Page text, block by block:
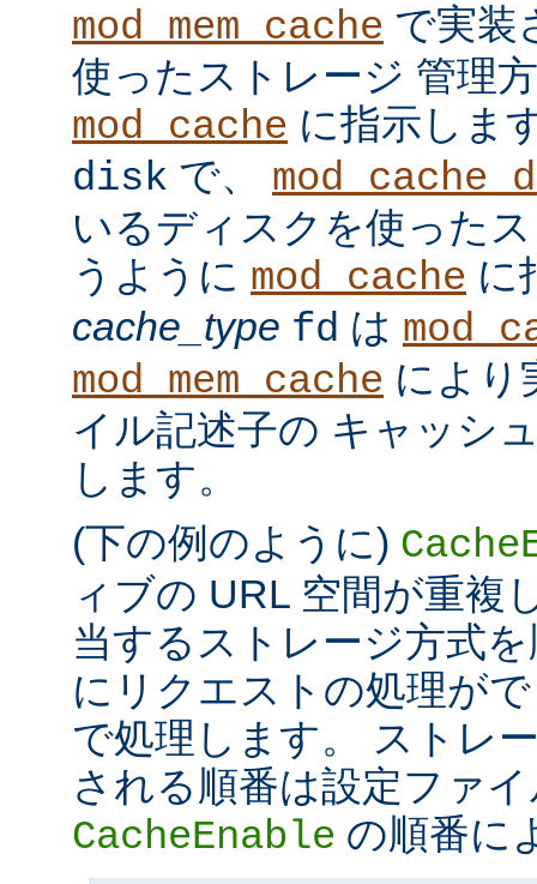
mod_mem_cache で実装
使ったストレージ 管理
mod_cache に指示しま
disk で、
いるディスクを使った
うように mod_cache に
cache_type fd は
mod_mem_cache により
イル記述子の キャッシ
します。
(下の例のように)
ィブの URL 空間が重複
当するストレージ方式
にリクエストの処理が
で処理します。 ストレ
される順番は設定ファ
CacheEnable の順番に